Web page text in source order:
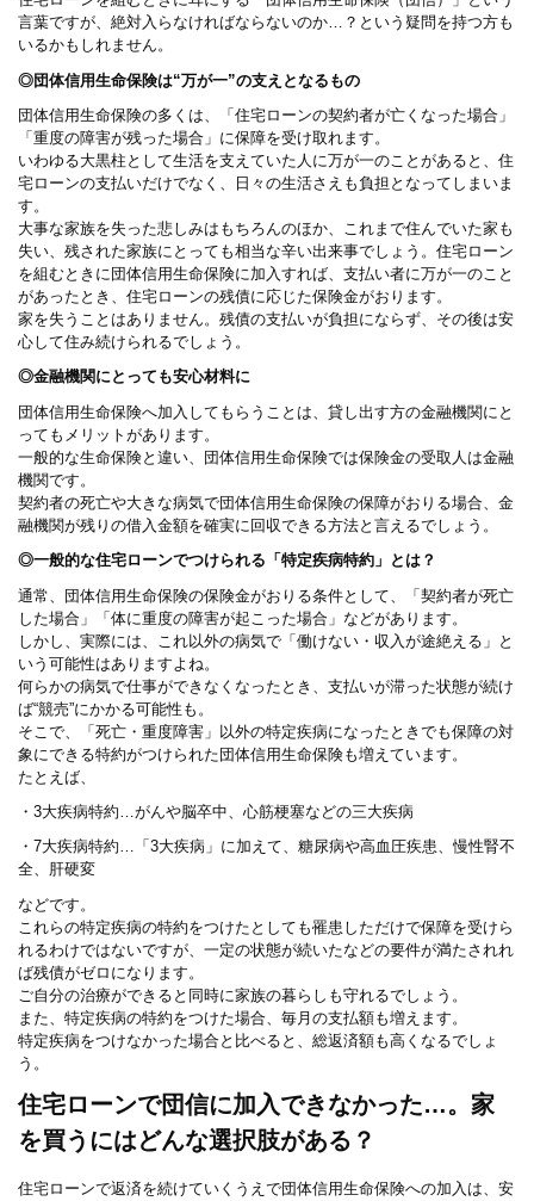
言葉ですが、絶対入らなければならないのか…？という疑問を持つ方も
いるかもしれません。
◎団体信用生命保険は“万が一”の支えとなるもの
団体信用生命保険の多くは、「住宅ローンの契約者が亡くなった場合」
「重度の障害が残った場合」に保障を受け取れます。
いわゆる大黒柱として生活を支えていた人に万が一のことがあると、住
宅ローンの支払いだけでなく、日々の生活さえも負担となってしまいま
す。
大事な家族を失った悲しみはもちろんのほか、これまで住んでいた家も
失い、残された家族にとっても相当な辛い出来事でしょう。住宅ローン
を組むときに団体信用生命保険に加入すれば、支払い者に万が一のこと
があったとき、住宅ローンの残債に応じた保険金がおります。
家を失うことはありません。残債の支払いが負担にならず、その後は安
心して住み続けられるでしょう。
◎金融機関にとっても安心材料に
団体信用生命保険へ加入してもらうことは、貸し出す方の金融機関にと
ってもメリットがあります。
一般的な生命保険と違い、団体信用生命保険では保険金の受取人は金融
機関です。
契約者の死亡や大きな病気で団体信用生命保険の保障がおりる場合、金
融機関が残りの借入金額を確実に回収できる方法と言えるでしょう。
◎一般的な住宅ローンでつけられる「特定疾病特約」とは？
通常、団体信用生命保険の保険金がおりる条件として、「契約者が死亡
した場合」「体に重度の障害が起こった場合」などがあります。
しかし、実際には、これ以外の病気で「働けない・収入が途絶える」と
いう可能性はありますよね。
何らかの病気で仕事ができなくなったとき、支払いが滞った状態が続け
ば“競売”にかかる可能性も。
そこで、「死亡・重度障害」以外の特定疾病になったときでも保障の対
象にできる特約がつけられた団体信用生命保険も増えています。
たとえば、
・3大疾病特約…がんや脳卒中、心筋梗塞などの三大疾病
・7大疾病特約…「3大疾病」に加えて、糖尿病や高血圧疾患、慢性腎不
全、肝硬変
などです。
これらの特定疾病の特約をつけたとしても罹患しただけで保障を受けら
れるわけではないですが、一定の状態が続いたなどの要件が満たされれ
ば残債がゼロになります。
ご自分の治療ができると同時に家族の暮らしも守れるでしょう。
また、特定疾病の特約をつけた場合、毎月の支払額も増えます。
特定疾病をつけなかった場合と比べると、総返済額も高くなるでしょ
う。
住宅ローンで団信に加入できなかった…。家
を買うにはどんな選択肢がある？
住宅ローンで返済を続けていくうえで団体信用生命保険への加入は、安